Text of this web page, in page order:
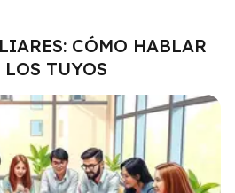
CÓMO HABLAR
TUYOS